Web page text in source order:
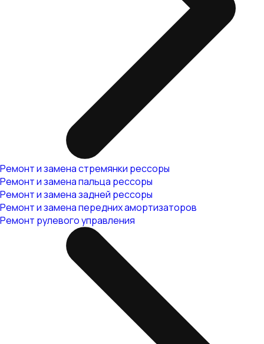
Ремонт и замена стремянки рессоры
Ремонт и замена пальца рессоры
Ремонт и замена задней рессоры
Ремонт и замена передних амортизаторов
Ремонт рулевого управления